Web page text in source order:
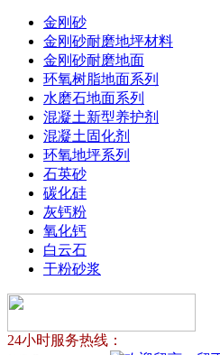
金刚砂
金刚砂耐磨地坪材料
金刚砂耐磨地面
环氧树脂地面系列
水磨石地面系列
混凝土新型养护剂
混凝土固化剂
环氧地坪系列
石英砂
碳化硅
灰钙粉
氧化钙
白云石
干粉砂浆
24小时服务热线：